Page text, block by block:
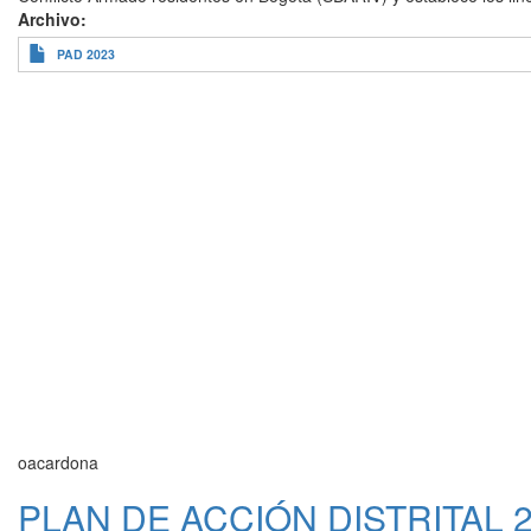
Archivo
PAD 2023
oacardona
PLAN DE ACCIÓN DISTRITAL